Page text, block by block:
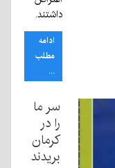
داشتند.
ادامه
مطلب
...
سر ما
را در
کرمان
بریدند